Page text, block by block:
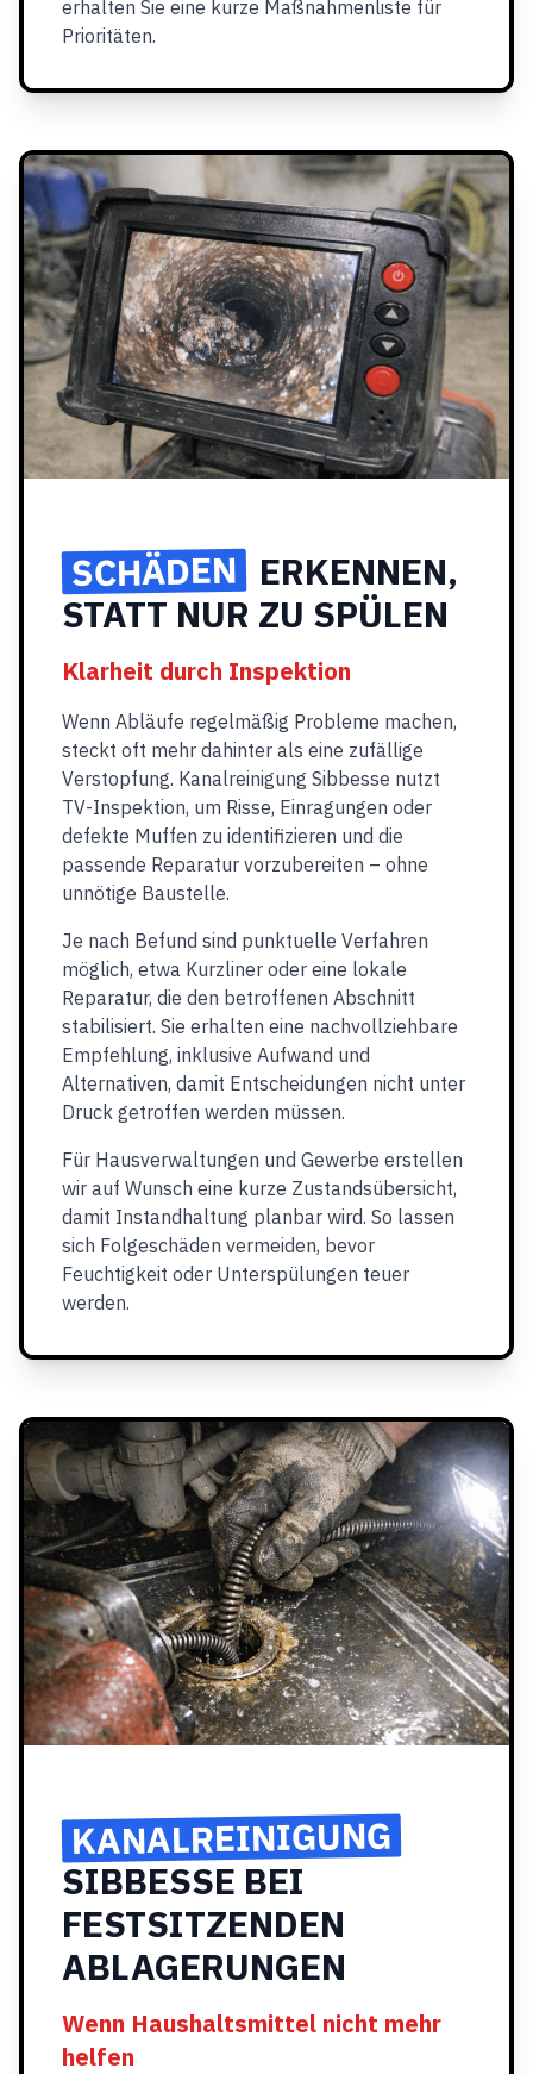
erhalten Sie eine kurze Maßnahmenliste für
Prioritäten.
SCHÄDEN ERKENNEN,
STATT NUR ZU SPÜLEN
Klarheit durch Inspektion
Wenn Abläufe regelmäßig Probleme machen,
steckt oft mehr dahinter als eine zufällige
Verstopfung. Kanalreinigung Sibbesse nutzt
TV-Inspektion, um Risse, Einragungen oder
defekte Muffen zu identifizieren und die
passende Reparatur vorzubereiten – ohne
unnötige Baustelle.
Je nach Befund sind punktuelle Verfahren
möglich, etwa Kurzliner oder eine lokale
Reparatur, die den betroffenen Abschnitt
stabilisiert. Sie erhalten eine nachvollziehbare
Empfehlung, inklusive Aufwand und
Alternativen, damit Entscheidungen nicht unter
Druck getroffen werden müssen.
Für Hausverwaltungen und Gewerbe erstellen
wir auf Wunsch eine kurze Zustandsübersicht,
damit Instandhaltung planbar wird. So lassen
sich Folgeschäden vermeiden, bevor
Feuchtigkeit oder Unterspülungen teuer
werden.
KANALREINIGUNG
SIBBESSE BEI
FESTSITZENDEN
ABLAGERUNGEN
Wenn Haushaltsmittel nicht mehr
helfen